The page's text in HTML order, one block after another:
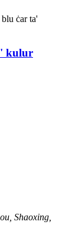
kulur
Shaoxing,